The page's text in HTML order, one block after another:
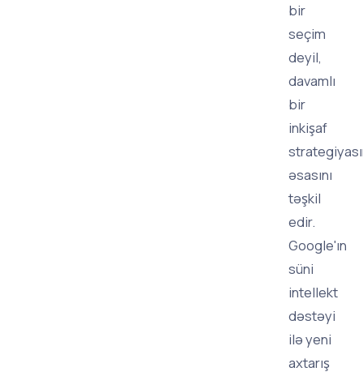
bir
seçim
deyil,
davamlı
bir
inkişaf
əsasını
təşkil
edir.
Google'ın
süni
intellekt
dəstəyi
ilə yeni
axtarış